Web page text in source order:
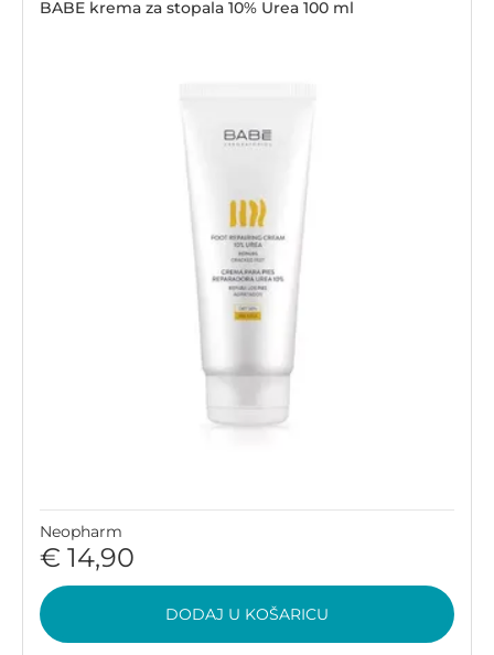
BABE krema za stopala 10% Urea 100 ml
Neopharm
€ 14,90
DODAJ U KOŠARICU